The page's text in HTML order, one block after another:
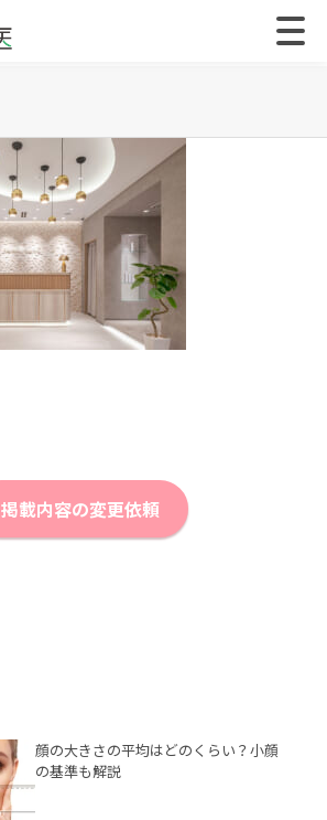
掲載内容の変更依頼
顔の大きさの平均はどのくらい？小顔
の基準も解説